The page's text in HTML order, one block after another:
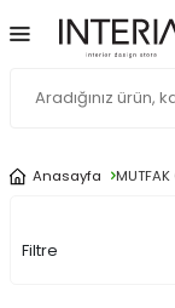
Anasayfa MUTFAK
Filtre